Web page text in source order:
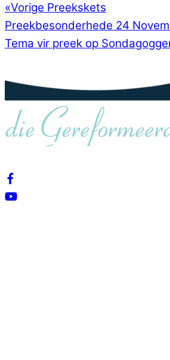
«Vorige Preekskets
Preekbesonderhede 24
Tema vir preek op